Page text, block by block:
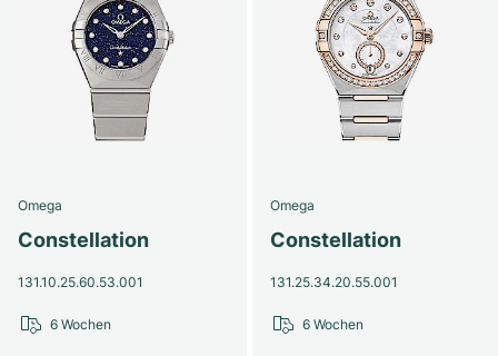
Omega
Constellation
131.10.25.60.53.001
6 Wochen
Omega
Constellation
131.25.34.20.55.001
6 Wochen